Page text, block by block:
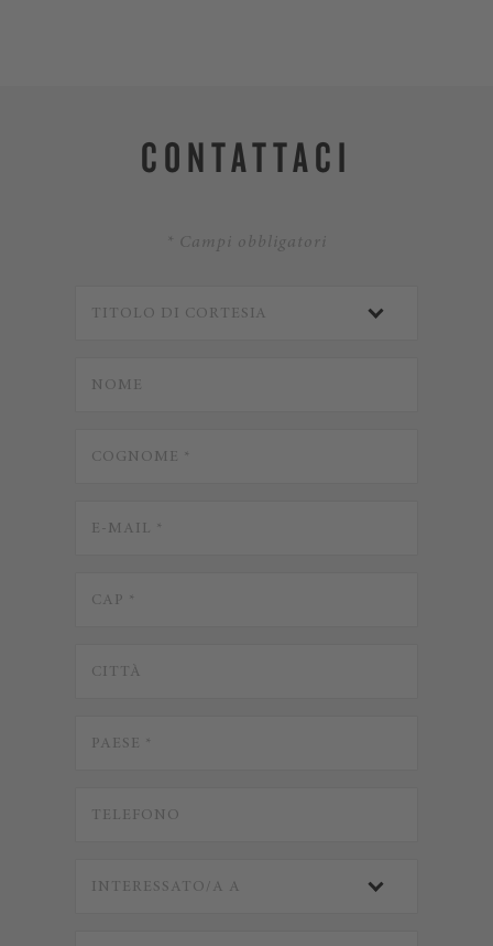
CONTATTACI
* Campi obbligatori